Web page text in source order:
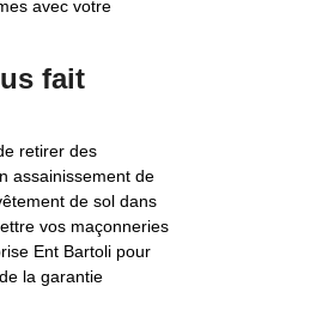
avec votre
fait
retirer des
assainissement de
de sol dans
vos maçonneries
Ent Bartoli pour
la garantie